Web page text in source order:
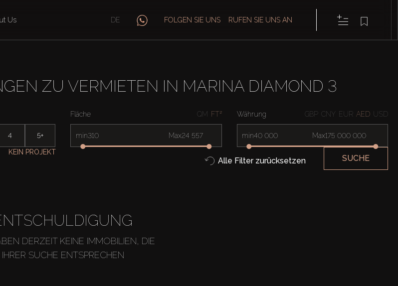
Us DE FOLGEN SIE UNS RUFEN SIE UNS AN
ZU VERMIETEN IN MARINA DIAMOND 3
4 5+
Fläche QM FT²
min Max
Währung GBP CNY EUR AED USD
min Max
KEIN PROJEKT
Alle Filter zurücksetzen SUCHE
DERZEIT KEINE IMMOBILIEN, DIE
IHRER SUCHE ENTSPRECHEN